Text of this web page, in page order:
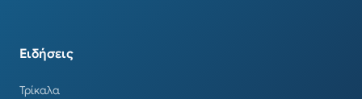
Ειδήσεις
Τρίκαλα